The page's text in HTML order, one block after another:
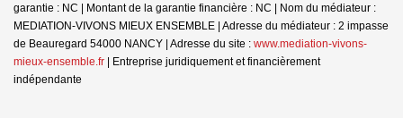
garantie : NC | Montant de la garantie financière : NC | Nom du médiateur :
MEDIATION-VIVONS MIEUX ENSEMBLE | Adresse du médiateur : 2 impasse
de Beauregard 54000 NANCY | Adresse du site : www.mediation-vivons-
mieux-ensemble.fr | Entreprise juridiquement et financièrement
indépendante